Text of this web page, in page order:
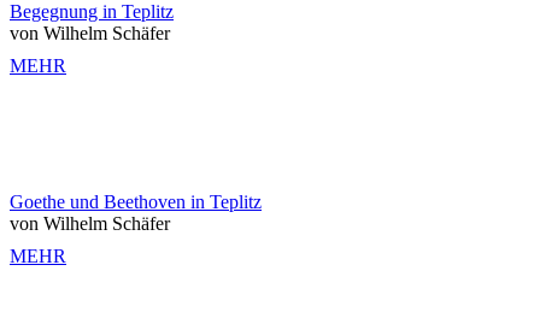
Begegnung in Teplitz
von Wilhelm Schäfer
MEHR
Goethe und Beethoven in Teplitz
von Wilhelm Schäfer
MEHR